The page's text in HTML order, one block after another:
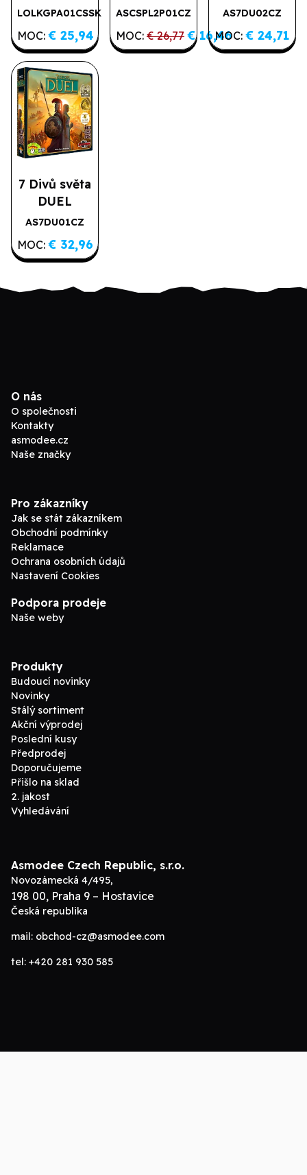
LOLKGPA01CSSK
MOC: € 25,94
Výprodej
ASCSPL2P01CZ
MOC: € 26,77 € 16,46
Pantheon
AS7DU02CZ
MOC:€ 24,71
7 Divů světa
DUEL
AS7DU01CZ
MOC: € 32,96
O nás
O společnosti
Kontakty
asmodee.cz
Naše značky
Pro zákazníky
Jak se stát zákazníkem
Obchodní podmínky
Reklamace
Ochrana osobních údajů
Nastavení Cookies
Podpora prodeje
Naše weby
Produkty
Budoucí novinky
Novinky
Stálý sortiment
Akční výprodej
Poslední kusy
Předprodej
Doporučujeme
Přišlo na sklad
2. jakost
Vyhledávání
Asmodee Czech Republic, s.r.o.
Novozámecká 4/495,
198 00, Praha 9 – Hostavice
Česká republika
mail: obchod-cz@asmodee.com
tel: +420 281 930 585